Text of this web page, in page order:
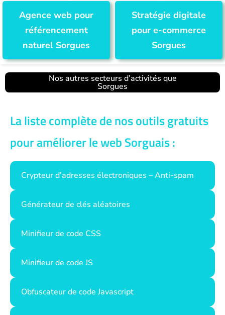
Agence web pour
référencement
naturel Sorgues
Stratégie digitale
pour e-commerce
Sorgues
Nos autres secteurs d’activités que
Sorgues
La liste complète de nos outils gratuits
pour améliorer le web Sorguais :
Crypteur d’adresses électroniques – Anti-spam
Générateur de clés aléatoires
Minifieur de code CSS
Minifieur de code JS
Obfuscateur de code Javascript